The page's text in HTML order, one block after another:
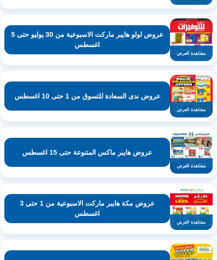
مشاهدة العرض
عروض لولو هايبر ماركت الاسبوعية من 30 يوليو حتى 5
اغسطس
مشاهدة العرض
عروض ندى السعادة للتسوق من 1 حتى 10 اغسطس
مشاهدة العرض
عروض هايبر ماكس المتنوعة حتى 15 اغسطس
مشاهدة العرض
عروض مكة هايبر ماركت الاسبوعية من 1 حتى 3
اغسطس